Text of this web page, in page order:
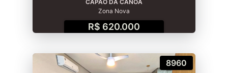
CAPÃO DA CANOA
Zona Nova
R$ 620.000
8960